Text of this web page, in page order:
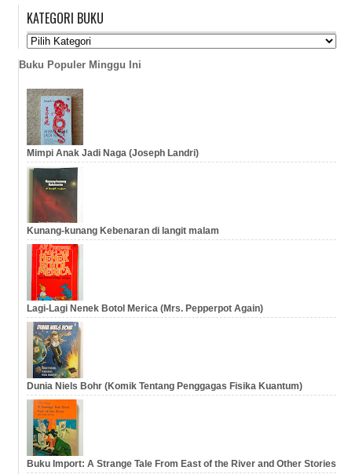
…
KATEGORI BUKU
Buku Populer Minggu Ini
Mimpi Anak Jadi Naga (Joseph Landri)
Kunang-kunang Kebenaran di langit malam
Lagi-Lagi Nenek Botol Merica (Mrs. Pepperpot Again)
Dunia Niels Bohr (Komik Tentang Penggagas Fisika Kuantum)
Buku Import: A Strange Tale From East of the River and Other Stories